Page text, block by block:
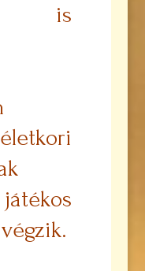
is